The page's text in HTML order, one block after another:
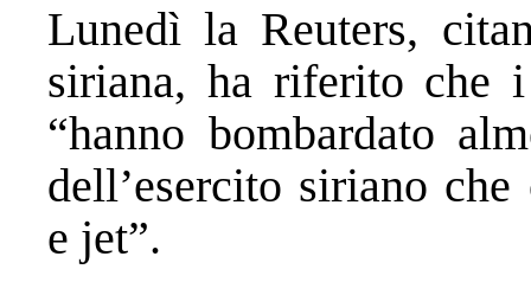
Lunedì la Reuters,
siriana, ha riferito che
“hanno bombardato
dell’esercito siriano
e jet”.